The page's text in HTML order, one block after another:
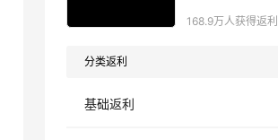
168.9万人获得返利
分类返利
基础返利